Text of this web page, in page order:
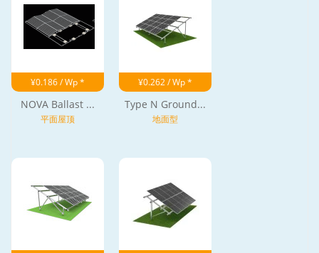
¥0.186 / Wp *
NOVA Ballast ...
平面屋顶
¥0.262 / Wp *
Type N Ground...
地面型